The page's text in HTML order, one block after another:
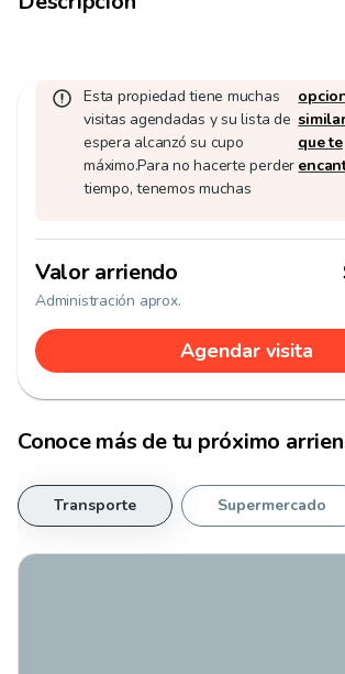
Esta propiedad tiene muchas
visitas agendadas y su lista de
espera alcanzó su cupo
máximo.Para no hacerte perder
tiempo, tenemos muchas
que te
Valor arriendo
Administración aprox.
Agendar visita
Conoce más de tu próximo
Transporte Supermercado